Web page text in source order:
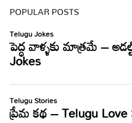
POPULAR POSTS